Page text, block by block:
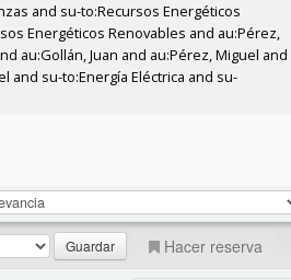
and su-to:Recursos Energéticos
Energéticos Renovables and au:Pérez,
au:Gollán, Juan and au:Pérez, Miguel and
and su-to:Energía Eléctrica and su-
Hacer reserva